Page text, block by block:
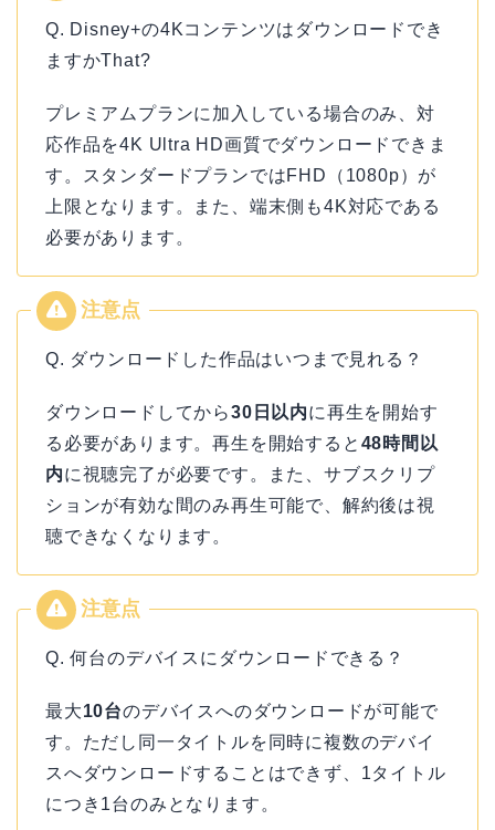
Q. Disney+の4Kコンテンツはダウンロードでき
ますかThat?
プレミアムプランに加入している場合のみ、対
応作品を4K Ultra HD画質でダウンロードできま
す。スタンダードプランではFHD（1080p）が
上限となります。また、端末側も4K対応である
必要があります。
Q. ダウンロードした作品はいつまで見れる？
ダウンロードしてから30日以内に再生を開始す
る必要があります。再生を開始すると 48時間以
内に視聴完了が必要です。また、サブスクリプ
ションが有効な間のみ再生可能で、解約後は視
聴できなくなります。
Q. 何台のデバイスにダウンロードできる？
最大10台のデバイスへのダウンロードが可能で
す。ただし同一タイトルを同時に複数のデバイ
スへダウンロードすることはできず、1タイトル
につき1台のみとなります。